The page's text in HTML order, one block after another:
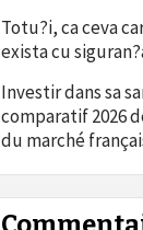
Totu?i, ca ceva
exista cu
Investir dans sa
comparatif 2026
du marché